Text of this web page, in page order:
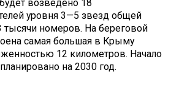
возведено 18
уровня 3—5 звезд общей
номеров. На береговой
самая большая в Крыму
12 километров. Начало
на 2030 год.